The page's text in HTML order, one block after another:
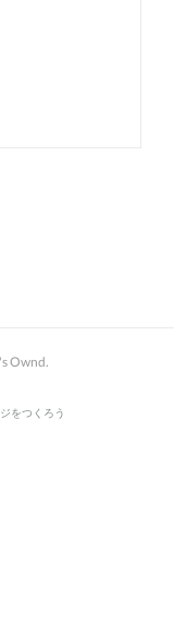
Ownd.
をつくろう